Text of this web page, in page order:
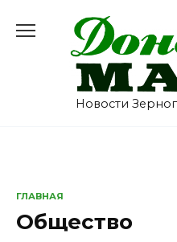
содержанию
Новости
ГЛАВНАЯ
Общество